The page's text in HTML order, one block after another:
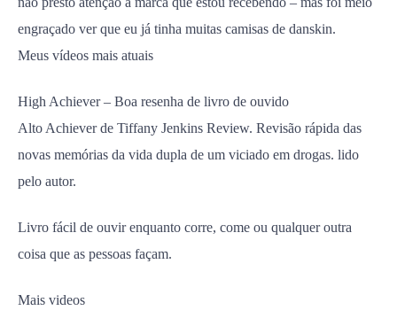
engraçado ver que eu já tinha muitas camisas de danskin.
Meus vídeos mais atuais
High Achiever – Boa resenha de livro de ouvido
Alto Achiever de Tiffany Jenkins Review. Revisão rápida das
novas memórias da vida dupla de um viciado em drogas. lido
pelo autor.
Livro fácil de ouvir enquanto corre, come ou qualquer outra
coisa que as pessoas façam.
Mais videos